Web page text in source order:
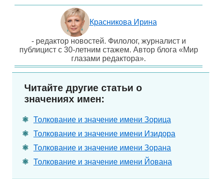
Красникова Ирина
- редактор новостей. Филолог, журналист и
публицист с 30-летним стажем. Автор блога «Мир
глазами редактора».
Читайте другие статьи о
значениях имен:
Толкование и значение имени Зорица
Толкование и значение имени Изидора
Толкование и значение имени Зорана
Толкование и значение имени Йована